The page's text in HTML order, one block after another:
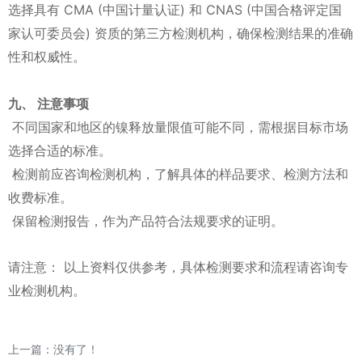
选择具有 CMA (中国计量认证) 和 CNAS (中国合格评定国
家认可委员会) 资质的第三方检测机构，确保检测结果的准确
性和权威性。
九、 注意事项
不同国家和地区的镍释放量限值可能不同，需根据目标市场
选择合适的标准。
检测前应咨询检测机构，了解具体的样品要求、检测方法和
收费标准。
保留检测报告，作为产品符合法规要求的证明。
请注意： 以上资料仅供参考，具体检测要求和流程请咨询专
业检测机构。
上一篇：没有了！